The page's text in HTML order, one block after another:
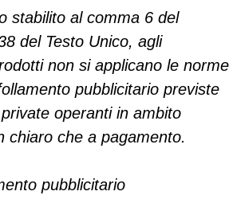
stabilito al comma 6 del
del Testo Unico, agli
non si applicano le norme
pubblicitario previste
operanti in ambito
chiaro che a pagamento.
pubblicitario